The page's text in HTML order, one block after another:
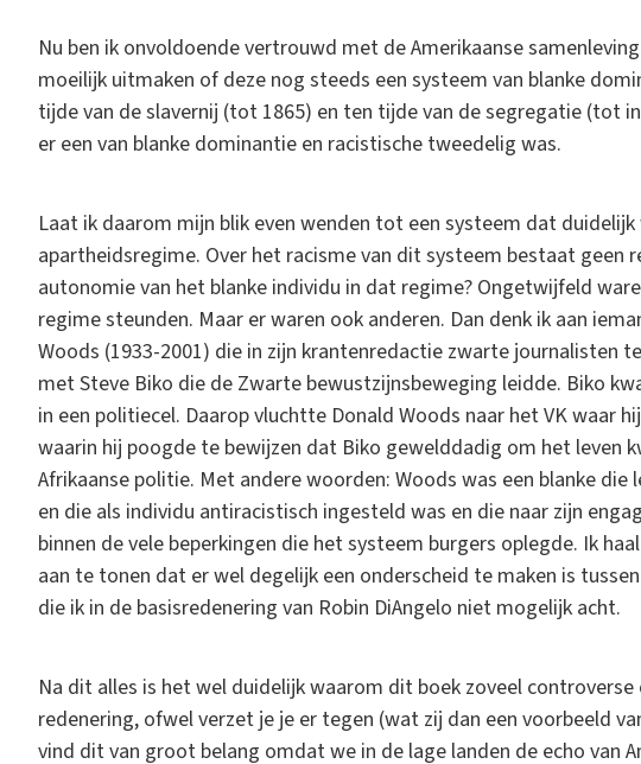
Nu ben ik onvoldoende vertrouwd met de Amerikaanse
moeilijk uitmaken of deze nog steeds een systeem van blanke
tijde van de slavernij (tot 1865) en ten tijde van de segregatie (tot
er een van blanke dominantie en racistische tweedelig was.
Laat ik daarom mijn blik even wenden tot een systeem dat
apartheidsregime. Over het racisme van dit systeem bestaat geen
autonomie van het blanke individu in dat regime? Ongetwijfeld
regime steunden. Maar er waren ook anderen. Dan denk ik aan
Woods (1933-2001) die in zijn krantenredactie zwarte journalisten
met Steve Biko die de Zwarte bewustzijnsbeweging leidde. Biko
in een politiecel. Daarop vluchtte Donald Woods naar het VK waar
waarin hij poogde te bewijzen dat Biko gewelddadig om het leven
Afrikaanse politie. Met andere woorden: Woods was een blanke die
en die als individu antiracistisch ingesteld was en die naar zijn
binnen de vele beperkingen die het systeem burgers oplegde. Ik
aan te tonen dat er wel degelijk een onderscheid te maken is
die ik in de basisredenering van Robin DiAngelo niet mogelijk acht.
Na dit alles is het wel duidelijk waarom dit boek zoveel
redenering, ofwel verzet je je er tegen (wat zij dan een voorbeeld
vind dit van groot belang omdat we in de lage landen de echo van